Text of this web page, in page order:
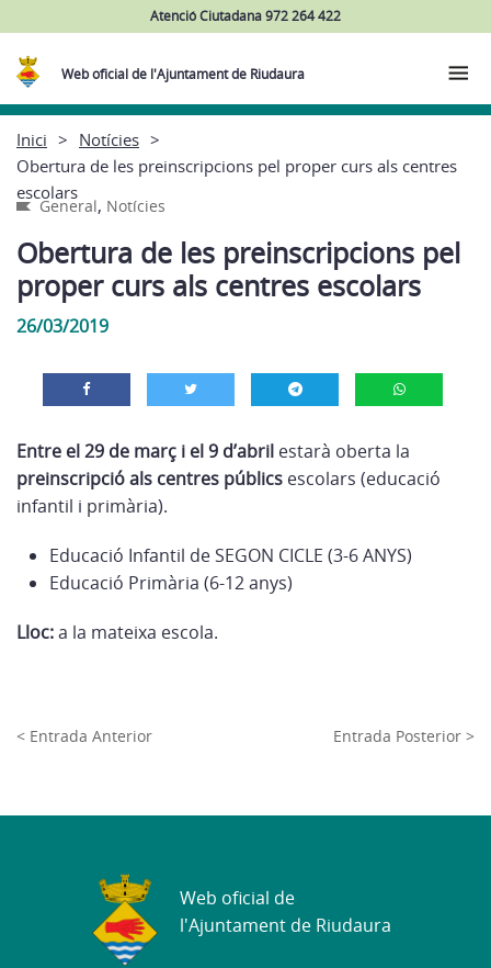
Atenció Ciutadana 972 264 422
Web oficial de l'Ajuntament de Riudaura
Inici
Notícies
Obertura de les preinscripcions pel proper curs als centres
escolars
General, Notícies
Obertura de les preinscripcions pel
proper curs als centres escolars
26/03/2019
Entre el 29 de març i el 9 d’abril estarà oberta la
preinscripció als centres públics escolars (educació
infantil i primària).
Educació Infantil de SEGON CICLE (3-6 ANYS)
Educació Primària (6-12 anys)
Lloc:a la mateixa escola.
< Entrada Anterior Entrada Posterior >
Web oficial de
l'Ajuntament de Riudaura